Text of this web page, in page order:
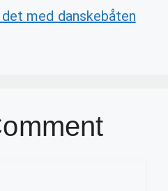
med danskebåten